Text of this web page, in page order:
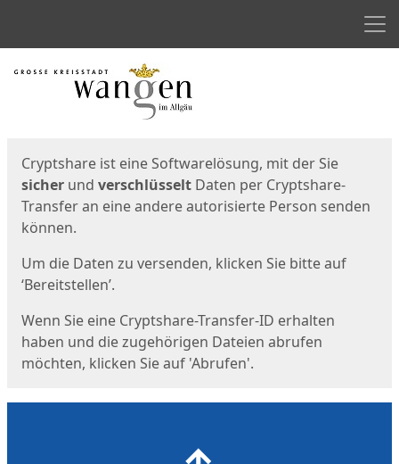
Start
Cryptshare ist eine Softwarelösung, mit der Sie
sicher und verschlüsselt Daten per Cryptshare-
Transfer an eine andere autorisierte Person senden
können.
Um die Daten zu versenden, klicken Sie bitte auf
‘Bereitstellen’.
Wenn Sie eine Cryptshare-Transfer-ID erhalten
haben und die zugehörigen Dateien abrufen
möchten, klicken Sie auf 'Abrufen'.